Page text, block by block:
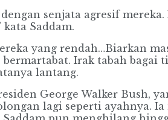
senjata agresif
Saddam.
yang rendah…Biarkan
Irak tabah bagai
lantang.
George Walker Bush,
lagi seperti ayahnya.